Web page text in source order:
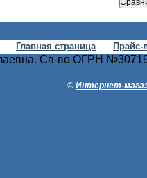
Главная страница Прайс-
Св-во ОГРН
© Интернет-